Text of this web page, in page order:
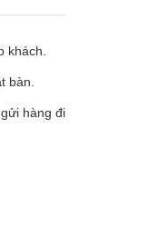
khách.
bàn.
hàng đi